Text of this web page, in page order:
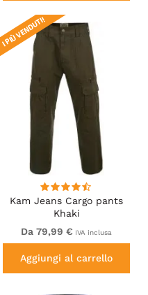
Kam Jeans Cargo pants
Khaki
I PIÙ VENDUTI!
Da 79,99 € IVA inclusa
Aggiungi al carrello